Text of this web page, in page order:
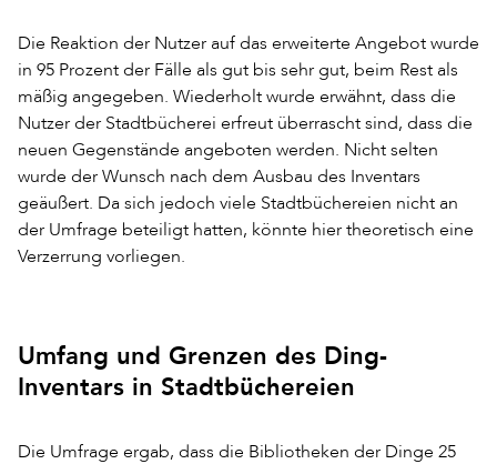
Die Reaktion der Nutzer auf das erweiterte Angebot wurde
in 95 Prozent der Fälle als gut bis sehr gut, beim Rest als
mäßig angegeben. Wiederholt wurde erwähnt, dass die
Nutzer der Stadtbücherei erfreut überrascht sind, dass die
neuen Gegenstände angeboten werden. Nicht selten
wurde der Wunsch nach dem Ausbau des Inventars
geäußert. Da sich jedoch viele Stadtbüchereien nicht an
der Umfrage beteiligt hatten, könnte hier theoretisch eine
Verzerrung vorliegen.
Umfang und Grenzen des Ding-
Inventars in Stadtbüchereien
Die Umfrage ergab, dass die Bibliotheken der Dinge 25